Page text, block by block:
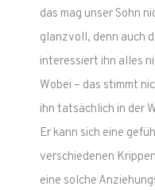
das mag unser Sohn
glanzvoll, denn auch
interessiert ihn alles
Wobei – das stimmt
ihn tatsächlich in der
Er kann sich eine
verschiedenen
eine solche